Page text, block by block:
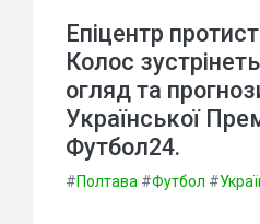
Епіцентр
Колос
огляд та
Української
Футбол24.
#Полтава #Футбол #